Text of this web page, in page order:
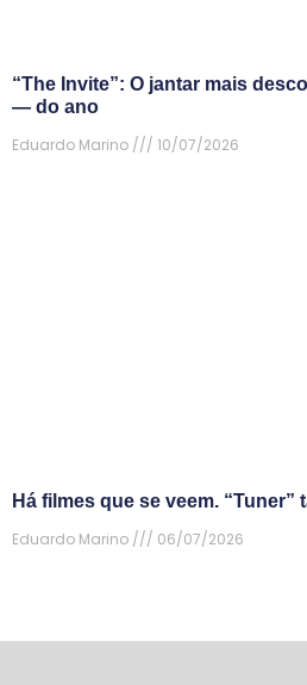
“The Invite”: O jantar mais
— do ano
Eduardo Marino
10/07/2026
Há filmes que se veem. “Tuner”
Eduardo Marino
06/07/2026